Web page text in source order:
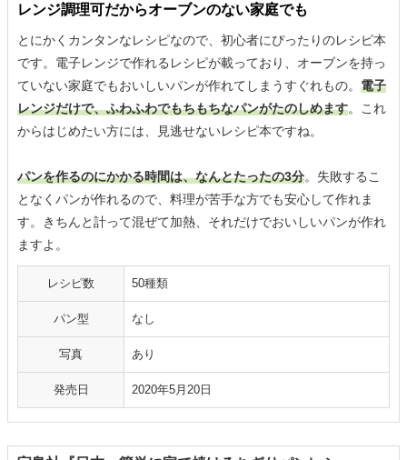
レンジ調理可だからオーブンのない家庭でも
とにかくカンタンなレシピなので、初心者にぴったりのレシピ本
です。電子レンジで作れるレシピが載っており、オーブンを持っ
ていない家庭でもおいしいパンが作れてしまうすぐれもの。 電子
レンジだけで、ふわふわでもちもちなパンがたのしめます。これ
からはじめたい方には、見逃せないレシピ本ですね。
パンを作るのにかかる時間は、なんとたったの3分。失敗するこ
となくパンが作れるので、料理が苦手な方でも安心して作れま
す。きちんと計って混ぜて加熱、それだけでおいしいパンが作れ
ますよ。
レシピ数 50種類
パン型 なし
写真 あり
発売日 2020年5月20日